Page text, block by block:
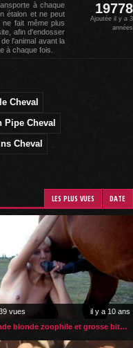
à chaque
étalon et ne peut
fait même plus
afin d'endosser
l'animal avant la
à chaque fois.
19778
Ajoutée il y a 3
années
Cheval
Pipe Cheval
Cheval
LES PLUS VUES DATE
vues
il y a 10 ans
Grande blonde zoophile et grosse bite de cheval